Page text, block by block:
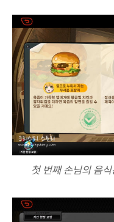
첫 번째 손님의 음